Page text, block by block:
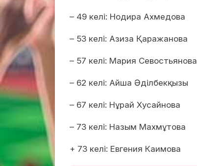
– 49 келі: Нодира Ахмедова
– 53 келі: Азиза Қаражанова
– 57 келі: Мария Севостьянова
– 62 келі: Айша Әділбекқызы
– 67 келі: Нұрай Хусайнова
– 73 келі: Назым Махмұтова
+ 73 келі: Евгения Каимова